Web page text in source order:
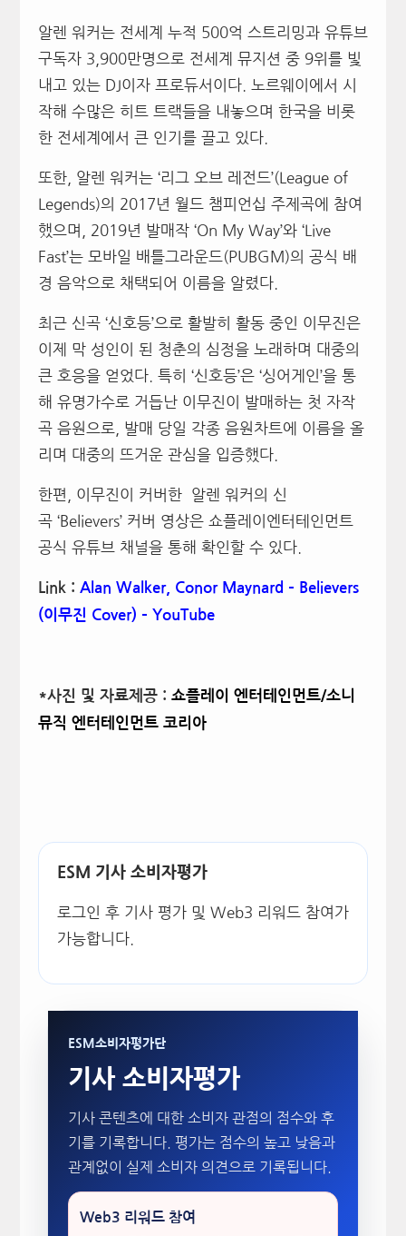
알렌 워커는 전세계 누적 500억 스트리밍과 유튜브
구독자 3,900만명으로 전세계 뮤지션 중 9위를 빛
내고 있는 DJ이자 프로듀서이다. 노르웨이에서 시
작해 수많은 히트 트랙들을 내놓으며 한국을 비롯
한 전세계에서 큰 인기를 끌고 있다.
또한, 알렌 워커는 ‘리그 오브 레전드’(League of
Legends)의 2017년 월드 챔피언십 주제곡에 참여
했으며, 2019년 발매작 ‘On My Way’와 ‘Live
Fast’는 모바일 배틀그라운드(PUBGM)의 공식 배
경 음악으로 채택되어 이름을 알렸다.
최근 신곡 ‘신호등’으로 활발히 활동 중인 이무진은
이제 막 성인이 된 청춘의 심정을 노래하며 대중의
큰 호응을 얻었다. 특히 ‘신호등’은 ‘싱어게인’을 통
해 유명가수로 거듭난 이무진이 발매하는 첫 자작
곡 음원으로, 발매 당일 각종 음원차트에 이름을 올
리며 대중의 뜨거운 관심을 입증했다.
한편, 이무진이 커버한 알렌 워커의 신
곡 ‘Believers’ 커버 영상은 쇼플레이엔터테인먼트
공식 유튜브 채널을 통해 확인할 수 있다.
Link : Alan Walker, Conor Maynard – Believers
(이무진 Cover) – YouTube
*사진 및 자료제공 : 쇼플레이 엔터테인먼트/소니
뮤직 엔터테인먼트 코리아
ESM 기사 소비자평가
로그인 후 기사 평가 및 Web3 리워드 참여가
가능합니다.
ESM소비자평가단
기사 소비자평가
기사 콘텐츠에 대한 소비자 관점의 점수와 후
기를 기록합니다. 평가는 점수의 높고 낮음과
관계없이 실제 소비자 의견으로 기록됩니다.
Web3 리워드 참여